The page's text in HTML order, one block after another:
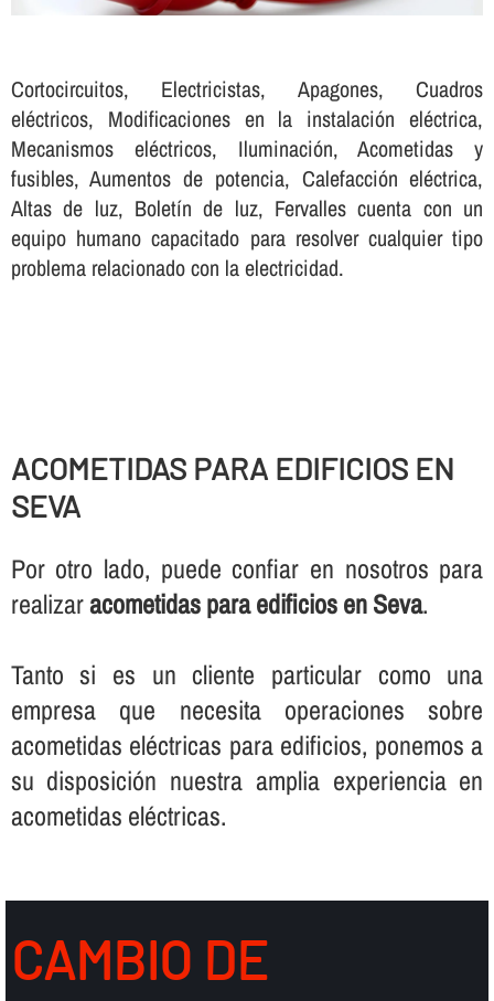
Cortocircuitos, Electricistas, Apagones, Cuadros
eléctricos, Modificaciones en la instalación eléctrica,
Mecanismos eléctricos, Iluminación, Acometidas y
fusibles, Aumentos de potencia, Calefacción eléctrica,
Altas de luz, Boletí­n de luz, Fervalles cuenta con un
equipo humano capacitado para resolver cualquier tipo
problema relacionado con la electricidad.
ACOMETIDAS PARA EDIFICIOS EN
SEVA
Por otro lado, puede confiar en nosotros para
realizaracometidas para edificios en Seva.
Tanto si es un cliente particular como una
empresa que necesita operaciones sobre
acometidas eléctricas para edificios, ponemos a
su disposición nuestra amplia experiencia en
acometidas eléctricas.
CAMBIO DE